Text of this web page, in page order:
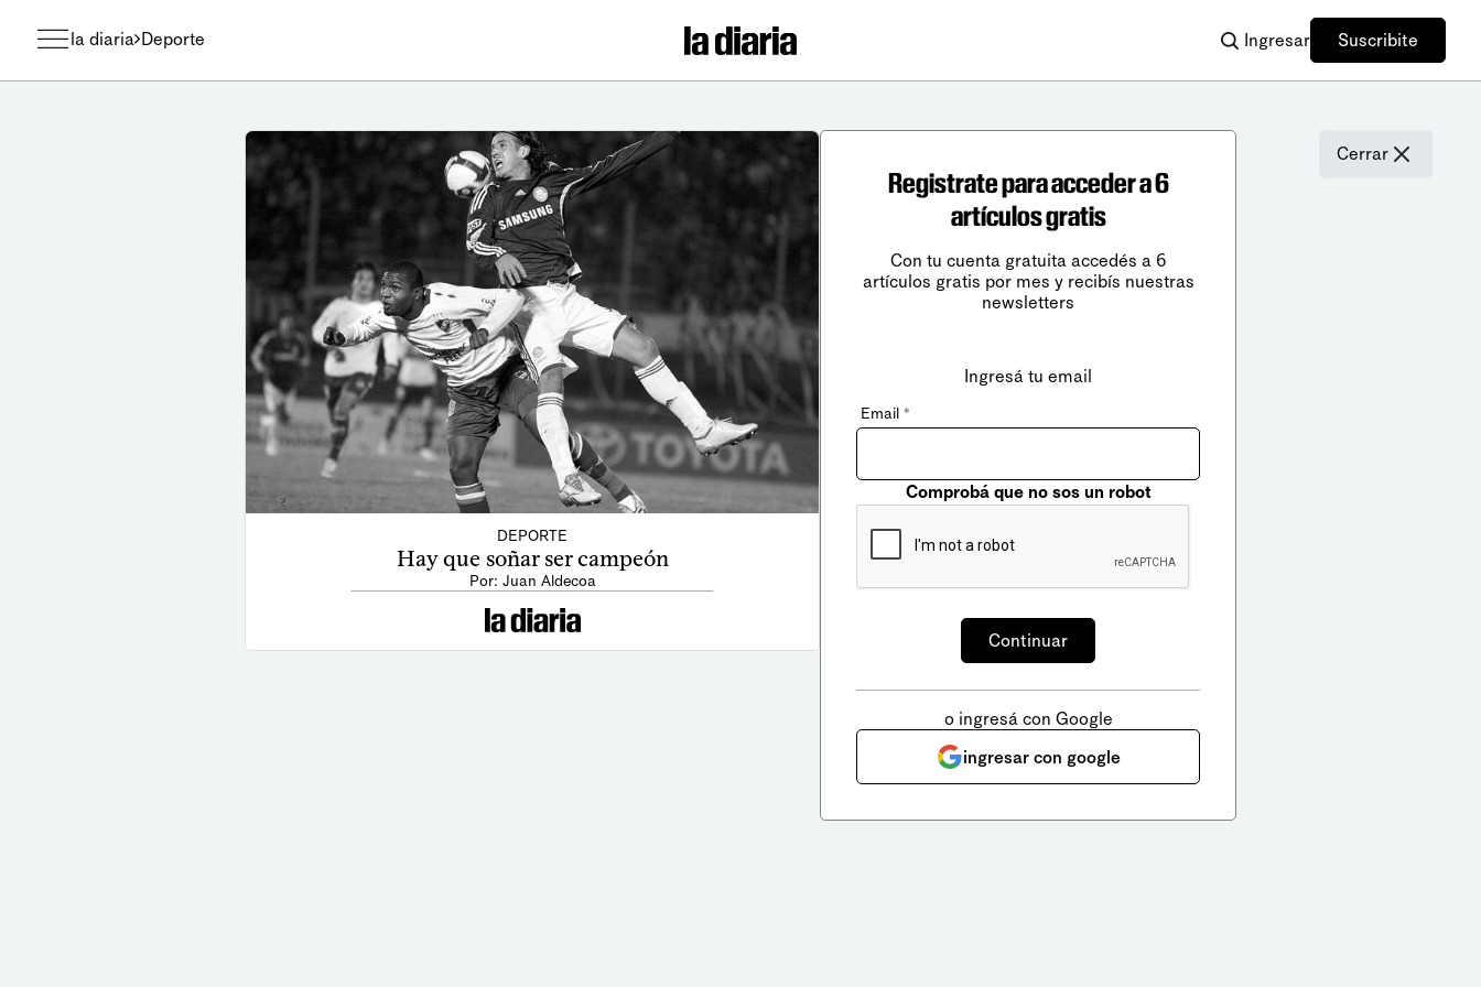
la diaria Deporte Ingresar Suscribite
DEPORTE
Hay que soñar ser campeón
Por: Juan Aldecoa
Cerrar
Registrate para acceder a 6
artículos gratis
Con tu cuenta gratuita accedés a 6
artículos gratis por mes y recibís nuestras
newsletters
Ingresá tu email
Email *
Comprobá que no sos un robot
o ingresá con Google
ingresar con google